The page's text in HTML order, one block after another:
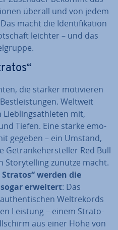
überall und von jedem
macht die Iden­ti­fi­ka­ti­on
leichter – und das
die stärker mo­ti­vie­ren
Weltweit
mit,
Tiefen. Eine starke emo­
gegeben – ein Umstand,
Ge­trän­ke­her­stel­ler Red Bull
Sto­rytel­ling zunutze macht.
werden die
erweitert: Das
Welt­re­kords
Leistung – einem Stra­to­
aus einer Höhe von